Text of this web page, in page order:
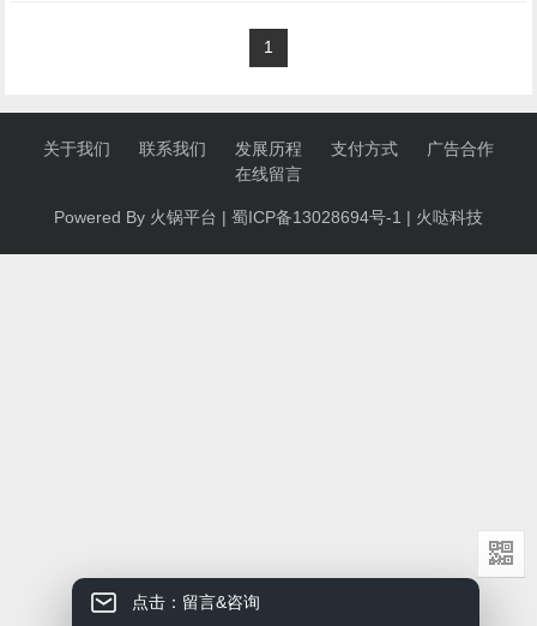
1
关于我们 联系我们 发展历程 支付方式
广告合作
在线留言
Powered By 火锅平台 | 蜀ICP备13028694号-1 | 火哒科技
点击：留言&咨询